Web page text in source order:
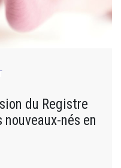
du Registre
nés en